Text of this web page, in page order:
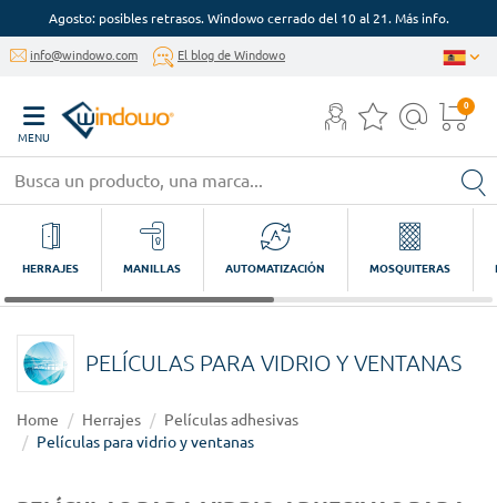
Agosto: posibles retrasos. Windowo cerrado del 10 al 21. Más info.
info@windowo.com El blog de Windowo
MENU
0
HERRAJES MANILLAS AUTOMATIZACIÓN MOSQUITERAS
PELÍCULAS PARA VIDRIO Y VENTANAS
Home Herrajes
Películas adhesivas
Películas para vidrio y ventanas